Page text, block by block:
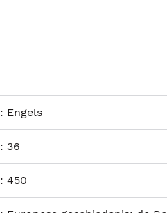
: Engels
:36
:450